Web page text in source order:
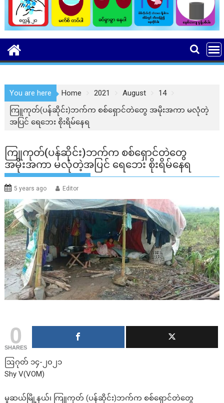
You are here Home 2021 August
14
ကြူကုတ်(ပန်ဆိုင်း)ဘက်က စစ်ရှောင်တဲတွေ အမိုးအကာ မလုံတဲ့
အပြင် ရေဘေး စိုးရိမ်နေရ
ကြူကုတ်(ပန်ဆိုင်း)ဘက်က စစ်ရှောင်တဲတွေ
အမိုးအကာ မလုံတဲ့အပြင် ရေဘေး စိုးရိမ်နေရ
5 years ago Editor
0
SHARES
ဩဂုတ် ၁၄-၂၀၂၁
Shy V(VOM)
မူဆယ်မြို့နယ်၊ ကြူကုတ် (ပန်ဆိုင်း)ဘက်က စစ်ရှောင်တဲတွေ